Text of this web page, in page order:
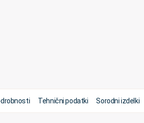
Tehnični podatki Sorodni izdelki